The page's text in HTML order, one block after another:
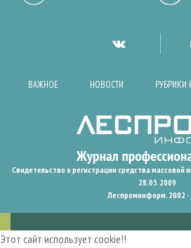
ВАЖНОЕ НОВОСТИ РУБРИКИ
Свидетельство о регистрации средства
28.05.2009
Леспроминформ. 2002 -
Этот сайт использует cookie!!